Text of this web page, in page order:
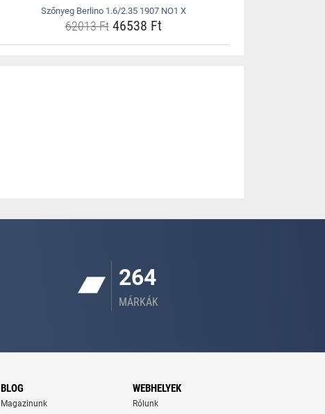
Szőnyeg Berlino 1.6/2.35 1907 NO1 X
62013 Ft46538 Ft
264
MÁRKÁK
BLOG
Magazinunk
WEBHELYEK
Rólunk